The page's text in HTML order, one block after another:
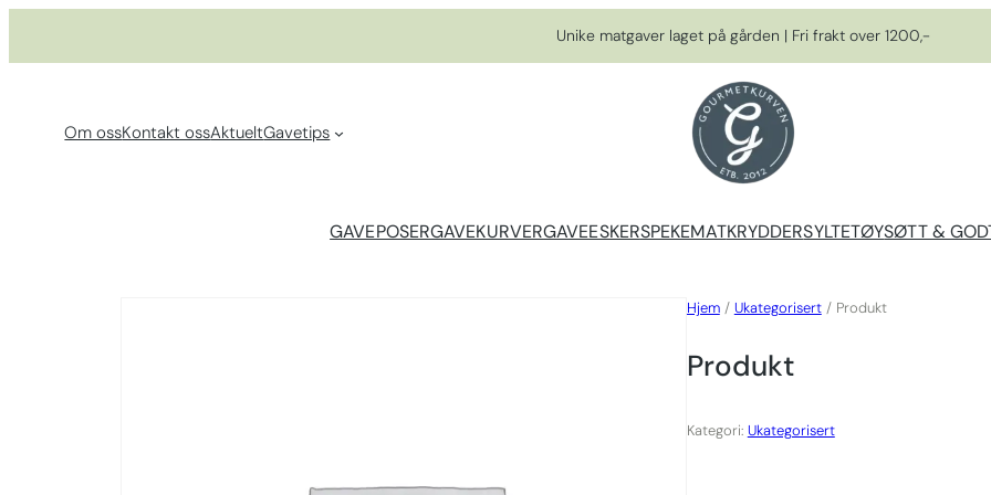
Unike matgaver laget på gården | Fri frakt over 1200,-
Om ossKontakt ossAktueltGavetips
GAVEPOSERGAVEKURVERGAVEESKERSPEKEMATKRYDDERSYLTETØYSØTT &
Hjem/ Ukategorisert/ Produkt
Produkt
Kategori: Ukategorisert